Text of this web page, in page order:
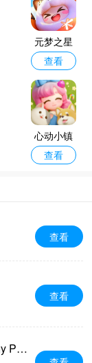
元梦之星
最新版本2
026
查看
心动小镇
最新版本2
查看
查看
查看
蛋仔派对国际服最新版2026(Eggy Party)